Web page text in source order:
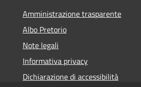
Amministrazione trasparente
Albo Pretorio
Note legali
Informativa privacy
Dichiarazione di accessibilità